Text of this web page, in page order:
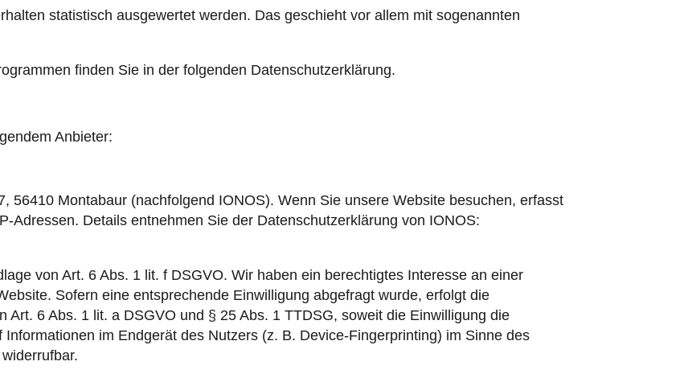
statistisch ausgewertet werden. Das geschieht vor allem mit sogenannten
finden Sie in der folgenden Datenschutzerklärung.
Anbieter:
56410 Montabaur (nachfolgend IONOS). Wenn Sie unsere Website besuchen, erfasst
Adressen. Details entnehmen Sie der Datenschutzerklärung von IONOS:
von Art. 6 Abs. 1 lit. f DSGVO. Wir haben ein berechtigtes Interesse an einer
Sofern eine entsprechende Einwilligung abgefragt wurde, erfolgt die
Art. 6 Abs. 1 lit. a DSGVO und § 25 Abs. 1 TTDSG, soweit die Einwilligung die
im Endgerät des Nutzers (z. B. Device-Fingerprinting) im Sinne des